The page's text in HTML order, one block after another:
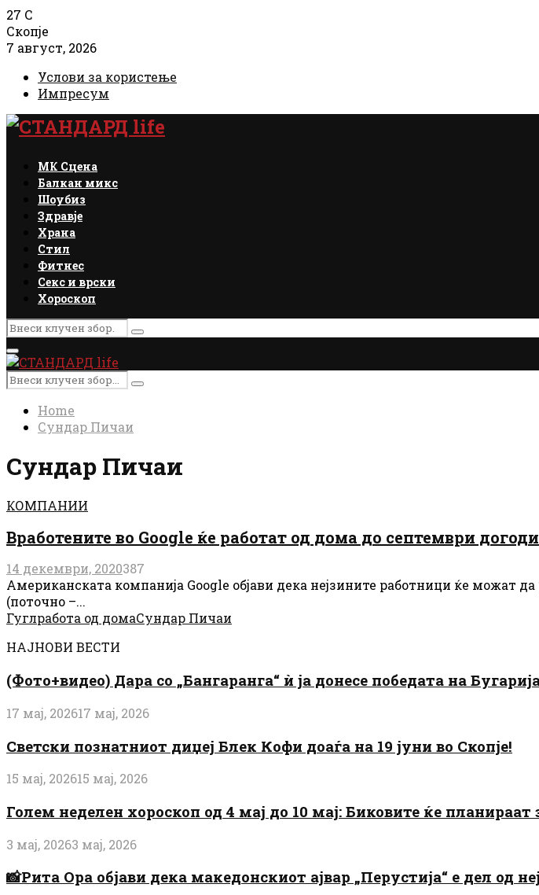
27 C
Скопје
7 август, 2026
Услови за користење
Импресум
Facebook
Instagram
Email
Rss
МК Сцена
Балкан микс
Шоубиз
Здравје
Храна
Стил
Фитнес
Секс и врски
Хороскоп
Search
for:
Search
Primary
Menu
Search
for:
Search
Home
Сундар Пичаи
Сундар Пичаи
КОМПАНИИ
Вработените во Google ќе работат од дома до септември
14 декември, 2020387
Американската компанија Google објави дека нејзините работници ќе можат
(поточно –...
Гуглработа од домаСундар Пичаи
НАЈНОВИ ВЕСТИ
(Фото+видео) Дара со „Бангаранга“ ѝ ја донесе победата на
17 мај, 202617 мај, 2026
Светски познатниот диџеј Блек Кофи доаѓа на 19 јуни во Скопје!
15 мај, 202615 мај, 2026
Голем неделен хороскоп од 4 мај до 10 мај: Биковите ќе
3 мај, 20263 мај, 2026
📸Рита Ора објави дека македонскиот ајвар „Перустија“ е дел од